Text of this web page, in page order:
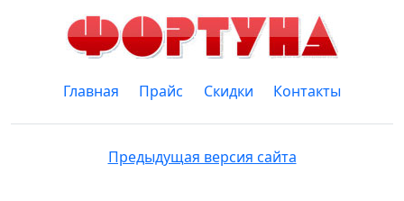
Главная Прайс Скидки Контакты
Предыдущая версия сайта